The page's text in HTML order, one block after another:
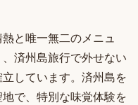
と唯一無二のメニュ
済州島旅行で外せない
しています。済州島を
で、特別な味覚体験を